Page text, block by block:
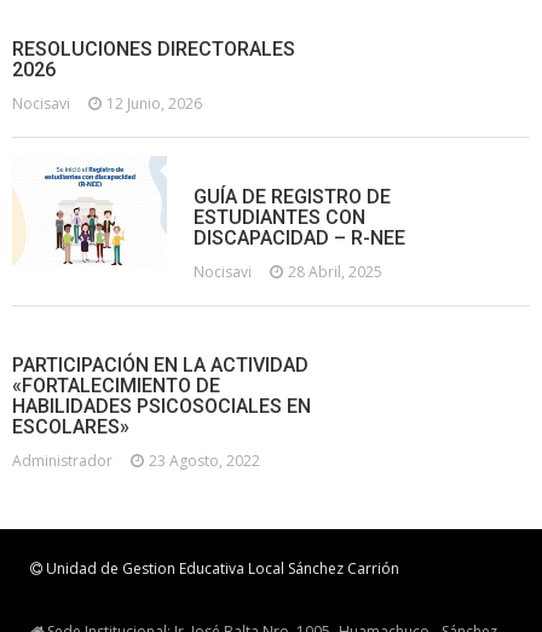
RESOLUCIONES DIRECTORALES
2026
Nocisavi 12 Junio, 2026
GUÍA DE REGISTRO DE
ESTUDIANTES CON
DISCAPACIDAD – R-NEE
Nocisavi 28 Abril, 2025
PARTICIPACIÓN EN LA ACTIVIDAD
«FORTALECIMIENTO DE
HABILIDADES PSICOSOCIALES EN
ESCOLARES»
Administrador 23 Agosto, 2022
Unidad de Gestion Educativa Local Sánchez Carrión